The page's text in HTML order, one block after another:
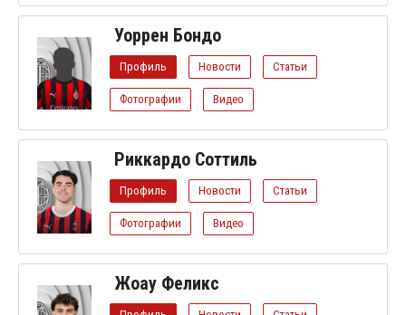
Уоррен Бондо
Профиль Новости Статьи
Фотографии Видео
Риккардо Соттиль
Профиль Новости Статьи
Фотографии Видео
Жоау Феликс